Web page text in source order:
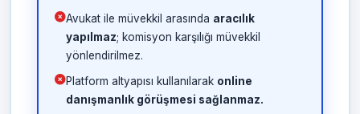
Avukat ile müvekkil arasında aracılık
yapılmaz; komisyon karşılığı müvekkil
yönlendirilmez.
Platform altyapısı kullanılarak online
danışmanlık görüşmesi sağlanmaz.